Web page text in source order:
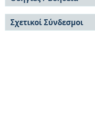
Έκδοσης
Συγγραφείς
Τίτλοι
Θέματα
Οδηγίες Υποβολής
Οδηγίες Χρήσης ΙΑ
Συχνές Ερωτήσεις
Σχετικοί Σύνδεσμοι